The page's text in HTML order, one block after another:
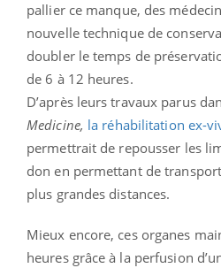
pallier ce manque, des
nouvelle technique de
doubler le temps de
de 6 à 12 heures.
D’après leurs travaux parus
Medicine, la réhabilitation ex-
permettrait de repousser les
don en permettant de
plus grandes distances.
Mieux encore, ces organes
heures grâce à la perfusion